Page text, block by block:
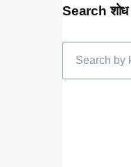
Search शोध